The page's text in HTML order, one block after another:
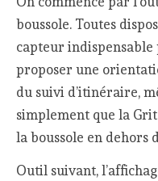
boussole. Toutes
capteur indispensable
proposer une
du suivi d’itinéraire,
simplement que la
la boussole en dehors
Outil suivant,